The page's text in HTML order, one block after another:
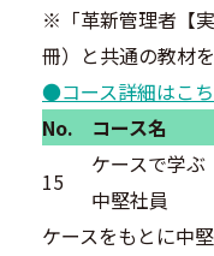
※「革新管理者【
冊）と共通の教材
●コース詳細はこ
No.
コース名
15
ケースで学ぶ
中堅社員
ケースをもとに中